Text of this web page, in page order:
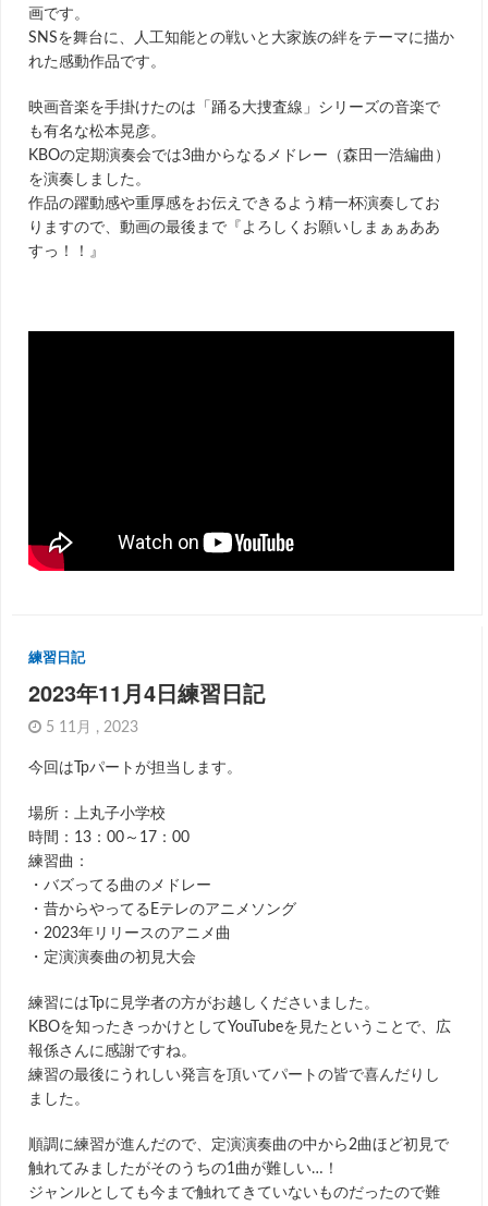
画です。
SNSを舞台に、人工知能との戦いと大家族の絆をテーマに描か
れた感動作品です。
映画音楽を手掛けたのは「踊る大捜査線」シリーズの音楽で
も有名な松本晃彦。
KBOの定期演奏会では3曲からなるメドレー（森田一浩編曲）
を演奏しました。
作品の躍動感や重厚感をお伝えできるよう精一杯演奏してお
りますので、動画の最後まで『よろしくお願いしまぁぁああ
すっ！！』
練習日記
2023年11月4日練習日記
5 11月 , 2023
今回はTpパートが担当します。
場所：上丸子小学校
時間：13：00～17：00
練習曲：
・バズってる曲のメドレー
・昔からやってるEテレのアニメソング
・2023年リリースのアニメ曲
・定演演奏曲の初見大会
練習にはTpに見学者の方がお越しくださいました。
KBOを知ったきっかけとしてYouTubeを見たということで、広
報係さんに感謝ですね。
練習の最後にうれしい発言を頂いてパートの皆で喜んだりし
ました。
順調に練習が進んだので、定演演奏曲の中から2曲ほど初見で
触れてみましたがそのうちの1曲が難しい…！
ジャンルとしても今まで触れてきていないものだったので難